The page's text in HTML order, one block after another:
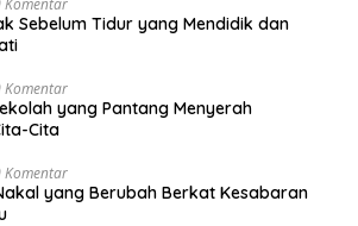
Komentar
Sebelum Tidur yang Mendidik dan
Komentar
yang Pantang Menyerah
Cita
Komentar
yang Berubah Berkat Kesabaran